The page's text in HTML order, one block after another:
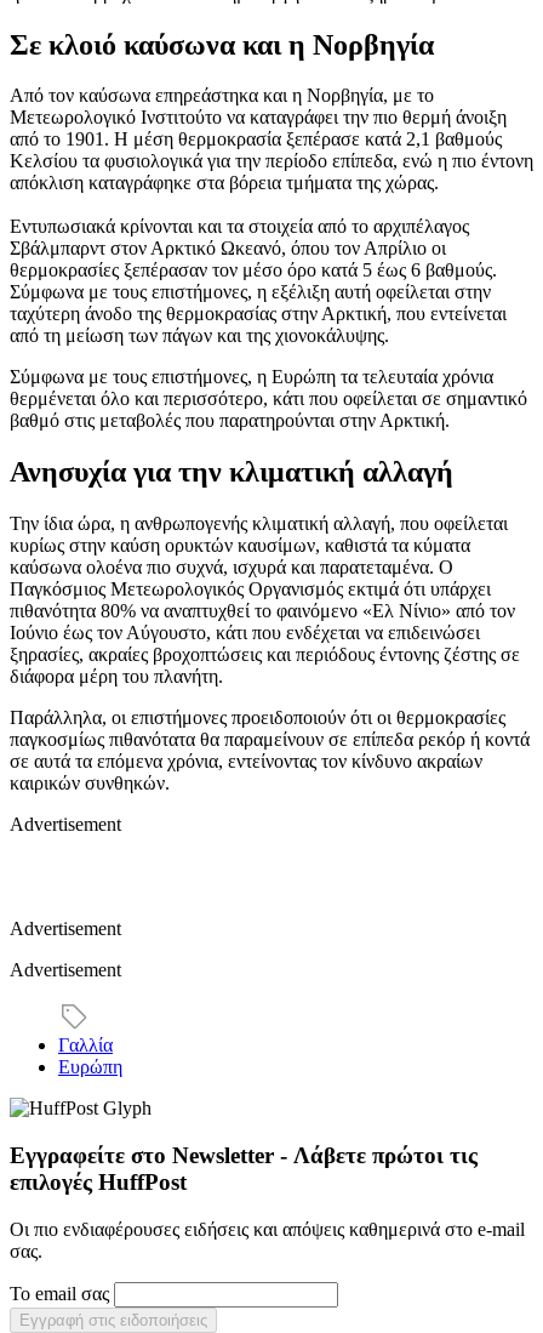
Σε κλοιό καύσωνα και η Νορβηγία
Από τον καύσωνα επηρεάστηκα και η Νορβηγία, με το
Μετεωρολογικό Ινστιτούτο να καταγράφει την πιο θερμή άνοιξη
από το 1901. Η μέση θερμοκρασία ξεπέρασε κατά 2,1 βαθμούς
Κελσίου τα φυσιολογικά για την περίοδο επίπεδα, ενώ η πιο έντονη
απόκλιση καταγράφηκε στα βόρεια τμήματα της χώρας.
Εντυπωσιακά κρίνονται και τα στοιχεία από το αρχιπέλαγος
Σβάλμπαρντ στον Αρκτικό Ωκεανό, όπου τον Απρίλιο οι
θερμοκρασίες ξεπέρασαν τον μέσο όρο κατά 5 έως 6 βαθμούς.
Σύμφωνα με τους επιστήμονες, η εξέλιξη αυτή οφείλεται στην
ταχύτερη άνοδο της θερμοκρασίας στην Αρκτική, που εντείνεται
από τη μείωση των πάγων και της χιονοκάλυψης.
Σύμφωνα με τους επιστήμονες, η Ευρώπη τα τελευταία χρόνια
θερμένεται όλο και περισσότερο, κάτι που οφείλεται σε σημαντικό
βαθμό στις μεταβολές που παρατηρούνται στην Αρκτική.
Ανησυχία για την κλιματική αλλαγή
Την ίδια ώρα, η ανθρωπογενής κλιματική αλλαγή, που οφείλεται
κυρίως στην καύση ορυκτών καυσίμων, καθιστά τα κύματα
καύσωνα ολοένα πιο συχνά, ισχυρά και παρατεταμένα. Ο
Παγκόσμιος Μετεωρολογικός Οργανισμός εκτιμά ότι υπάρχει
πιθανότητα 80% να αναπτυχθεί το φαινόμενο «Ελ Νίνιο» από τον
Ιούνιο έως τον Αύγουστο, κάτι που ενδέχεται να επιδεινώσει
ξηρασίες, ακραίες βροχοπτώσεις και περιόδους έντονης ζέστης σε
διάφορα μέρη του πλανήτη.
Παράλληλα, οι επιστήμονες προειδοποιούν ότι οι θερμοκρασίες
παγκοσμίως πιθανότατα θα παραμείνουν σε επίπεδα ρεκόρ ή κοντά
σε αυτά τα επόμενα χρόνια, εντείνοντας τον κίνδυνο ακραίων
καιρικών συνθηκών.
Advertisement
Advertisement
Advertisement
Γαλλία
Ευρώπη
Εγγραφείτε στο Newsletter - Λάβετε πρώτοι τις
επιλογές HuffPost
Οι πιο ενδιαφέρουσες ειδήσεις και απόψεις καθημερινά στο e-mail
σας.
Το email σας
Εγγραφή στις ειδοποιήσεις